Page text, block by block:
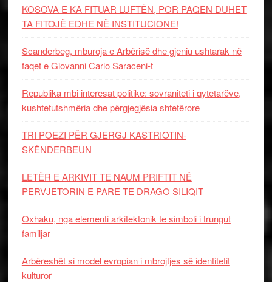
KOSOVA E KA FITUAR LUFTËN, POR PAQEN DUHET
TA FITOJË EDHE NË INSTITUCIONE!
Scanderbeg, mburoja e Arbërisë dhe gjeniu ushtarak në
faqet e Giovanni Carlo Saraceni-t
Republika mbi interesat politike: sovraniteti i qytetarëve,
kushtetutshmëria dhe përgjegjësia shtetërore
TRI POEZI PËR GJERGJ KASTRIOTIN-
SKËNDERBEUN
LETËR E ARKIVIT TE NAUM PRIFTIT NË
PERVJETORIN E PARE TE DRAGO SILIQIT
Oxhaku, nga elementi arkitektonik te simboli i trungut
familjar
Arbëreshët si model evropian i mbrojtjes së identitetit
kulturor